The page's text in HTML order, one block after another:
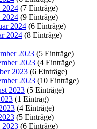
(7 Einträge)
2024 (9 Einträge)
2024 (6 Einträge)
2024 (8 Einträge)
2023 (5 Einträge)
2023 (4 Einträge)
2023 (6 Einträge)
2023 (10 Einträge)
2023 (5 Einträge)
(1 Eintrag)
(4 Einträge)
(5 Einträge)
(6 Einträge)